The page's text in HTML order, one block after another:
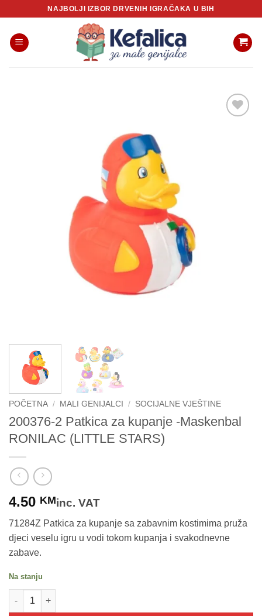
content
NAJBOLJI IZBOR DRVENIH IGRAČAKA U BIH
POČETNA / MALI GENIJALCI / SOCIJALNE VJEŠTINE
200376-2 Patkica za kupanje -Maskenbal
RONILAC (LITTLE STARS)
4.50 KMinc. VAT
71284Z Patkica za kupanje sa zabavnim kostimima pruža
djeci veselu igru u vodi tokom kupanja i svakodnevne
zabave.
Na stanju
200376-2 Patkica za kupanje -Maskenbal RONILAC (LITTLE